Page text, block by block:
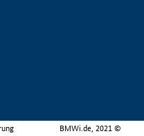
BMWi.de, 2021 ©